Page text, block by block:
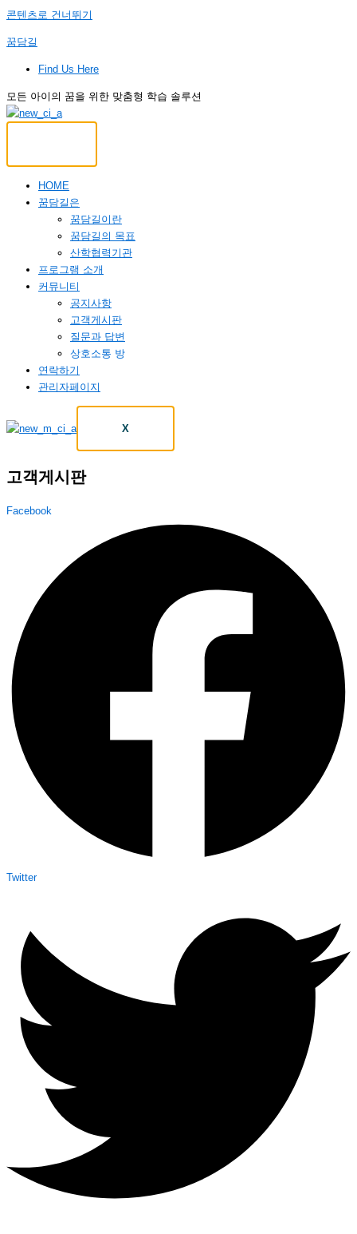
콘텐츠로 건너뛰기
꿈담길
Find Us Here
모든 아이의 꿈을 위한 맞춤형 학습 솔루션
HOME
꿈담길은
꿈담길이란
꿈담길의 목표
산학협력기관
프로그램 소개
커뮤니티
공지사항
고객게시판
질문과 답변
상호소통 방
연락하기
관리자페이지
X
고객게시판
Facebook
Twitter